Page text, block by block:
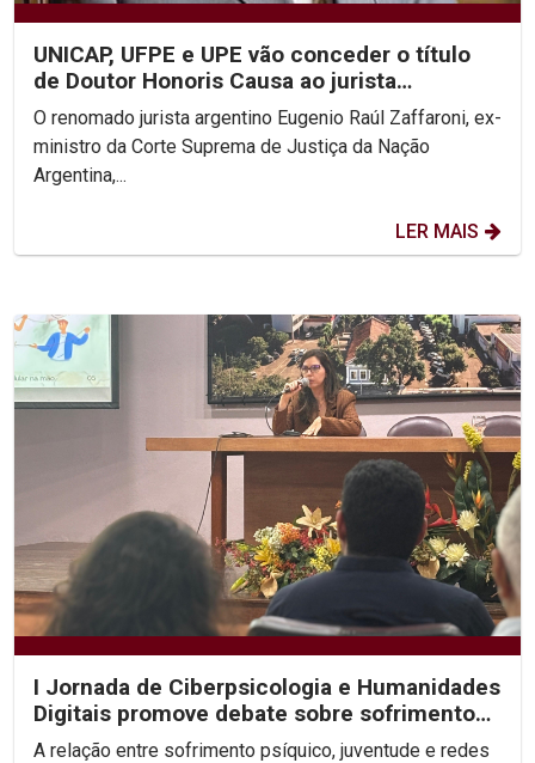
UNICAP, UFPE e UPE vão conceder o título
de Doutor Honoris Causa ao jurista
argentino Eugenio...
O renomado jurista argentino Eugenio Raúl Zaffaroni, ex-
ministro da Corte Suprema de Justiça da Nação
Argentina,...
LER MAIS
I Jornada de Ciberpsicologia e Humanidades
Digitais promove debate sobre sofrimento
psíquico nas...
A relação entre sofrimento psíquico, juventude e redes